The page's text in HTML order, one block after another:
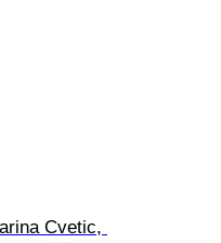
Cvetic,